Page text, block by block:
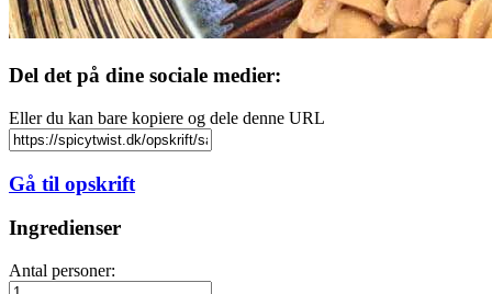
Del det på dine sociale medier:
Eller du kan bare kopiere og dele denne URL
Gå til opskrift
Ingredienser
Antal personer: